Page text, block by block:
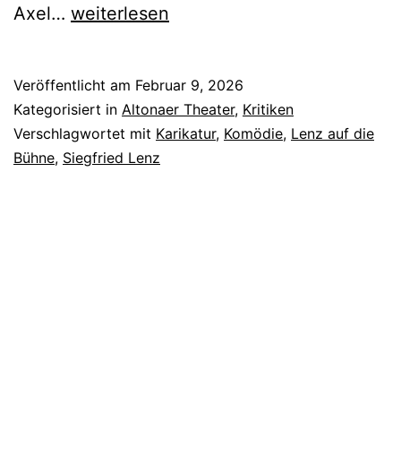
Axel… Das
weiterlesen
Veröffentlicht am Februar 9, 2026
Kategorisiert in Altonaer Theater, Kritiken
Verschlagwortet mit Karikatur, Komödie, Lenz auf die
Bühne, Siegfried Lenz